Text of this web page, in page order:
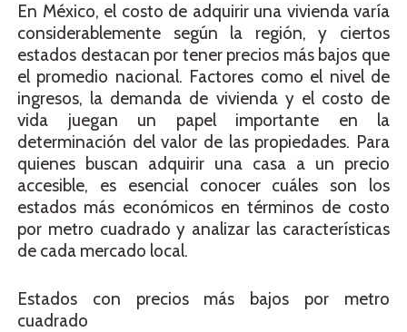
En México, el costo de adquirir una vivienda varía
considerablemente según la región, y ciertos
estados destacan por tener precios más bajos que
el promedio nacional. Factores como el nivel de
ingresos, la demanda de vivienda y el costo de
vida juegan un papel importante en la
determinación del valor de las propiedades. Para
quienes buscan adquirir una casa a un precio
accesible, es esencial conocer cuáles son los
estados más económicos en términos de costo
por metro cuadrado y analizar las características
de cada mercado local.
Estados con precios más bajos por metro
cuadrado